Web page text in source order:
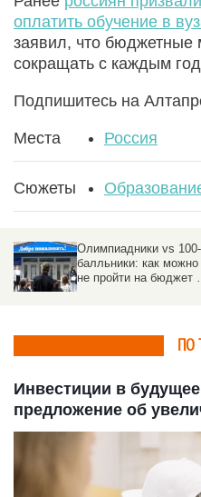
оплатить обучение в
заявил, что бюджетные
сокращать с каждым
Подпишитесь на
Места Россия
Сюжеты
Олимпиадники vs 100-
балльники: как можно
не пройти на бюджет в
ПО
Инвестиции в
предложение об